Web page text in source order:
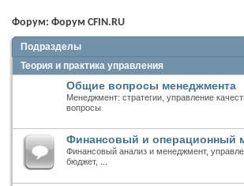
Форум: Форум CFIN.RU
Подразделы
Теория и практика управления
Общие вопросы менеджмента
Менеджмент: стратегии, управление
вопросы
Финансовый и операционный
Финансовый анализ и менеджмент,
бюджет, ...